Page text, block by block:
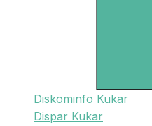
Diskominfo Kukar
Dispar Kukar